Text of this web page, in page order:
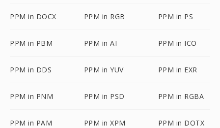
PPM in DOCX PPM in RGB PPM in PS
PPM in PBM PPM in AI PPM in ICO
PPM in DDS PPM in YUV PPM in EXR
PPM in PNM PPM in PSD PPM in RGBA
PPM in PAM PPM in XPM PPM in DOTX